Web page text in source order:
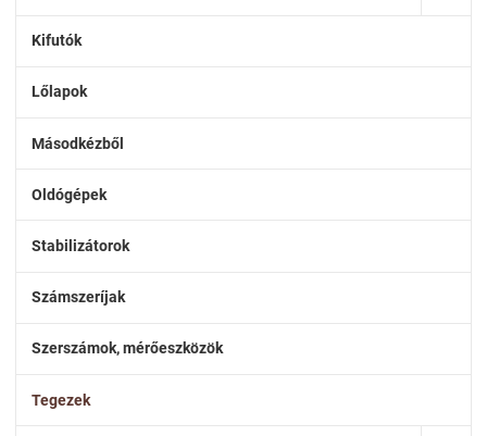
Kifutók
Lőlapok
Másodkézből
Oldógépek
Stabilizátorok
Számszeríjak
Szerszámok, mérőeszközök
Tegezek